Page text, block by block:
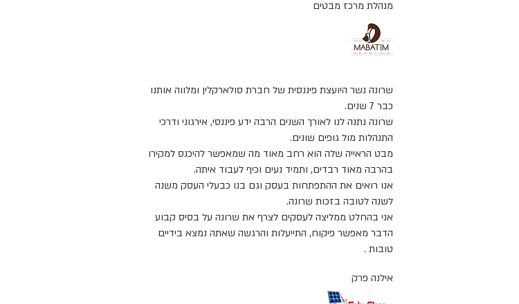
מנהלת מרכז מבטים
שרונה נשר היועצת פיננסית של חברת סולארקלין ומלווה אותנו
כבר 7 שנים.
שרונה נתנה לנו לאורך השנים הרבה ידע פיננסי, אירגוני ודרכי
התנהלות מול גופים שונים.
מבט הראייה שלה הוא רחב מאוד מה שמאפשר להיכנס למקירו
בהרבה מאוד רבדים, ותמיד נעים וכיף לעבוד איתה.
אנו רואים את ההתפתחות בעסק וגם בנו כבעלי העסק משנה
לשנה לטובה בזכות שרונה.
אני בהחלט ממליצה לעסקים לצרף את שרונה על בסיס קבוע
הדבר מאפשר פיקוח, התייעלות והרגשה שאתה נמצא בידיים
טובות .
אילנה פרק